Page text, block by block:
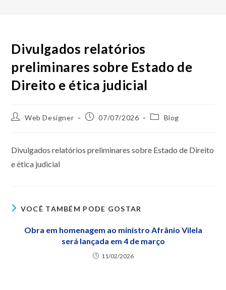
Divulgados relatórios
preliminares sobre Estado de
Direito e ética judicial
Web Designer 07/07/2026 Blog
Divulgados relatórios preliminares sobre Estado de Direito
e ética judicial
VOCÊ TAMBÉM PODE GOSTAR
Obra em homenagem ao ministro Afrânio Vilela
será lançada em 4 de março
11/02/2026